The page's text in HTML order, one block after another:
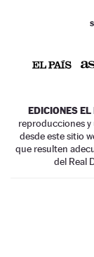
EDICIONES
reproducciones y
desde este sitio
que resulten
del Real